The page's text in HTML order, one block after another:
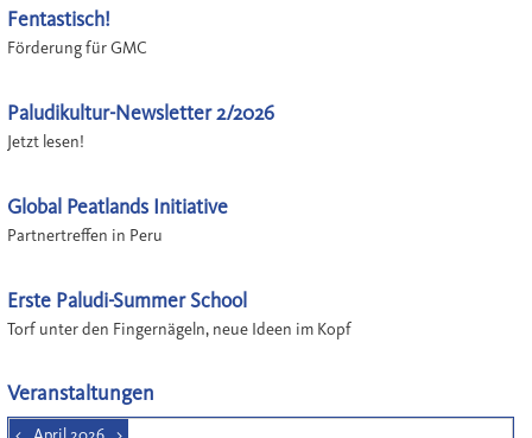
Fentastisch!
Förderung für GMC
Paludikultur-Newsletter 2/2026
Jetzt lesen!
Global Peatlands Initiative
Partnertreffen in Peru
Erste Paludi-Summer School
Torf unter den Fingernägeln, neue Ideen im Kopf
Veranstaltungen